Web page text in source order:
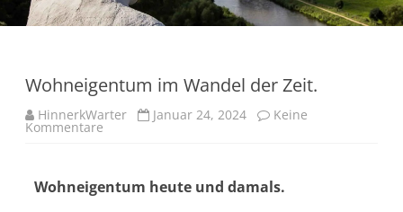
Wohneigentum im Wandel der Zeit.
HinnerkWarter Januar 24, 2024 Keine
Kommentare
Wohneigentum heute und damals.